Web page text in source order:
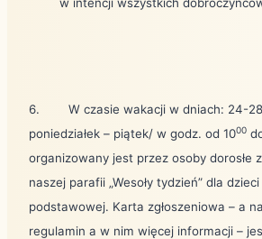
6.
W czasie wakacji w dniach: 24-
poniedziałek – piątek/ w godz. od 1000
organizowany jest przez osoby dorosłe
naszej parafii „Wesoły tydzień” dla dzieci
podstawowej. Karta zgłoszeniowa – a
regulamin a w nim więcej informacji –